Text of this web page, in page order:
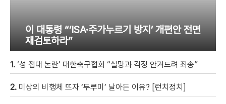
이 대통령 “‘ISA·주가누르기 방지’ 개편안 전면
재검토하라”
1. ‘성 접대 논란’ 대한축구협회 “실망과 걱정 안겨드려 죄송”
2. 미상의 비행체 뜨자 ‘두루미’ 날아든 이유? [런치정치]